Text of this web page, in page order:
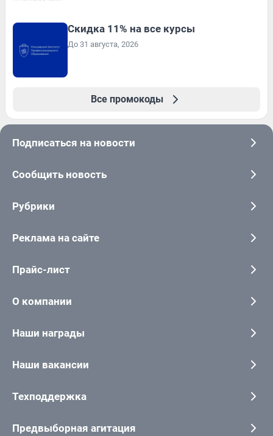
Скидка 11% на все курсы
До 31 августа, 2026
Все промокоды
Подписаться на новости
Сообщить новость
Рубрики
Реклама на сайте
Прайс-лист
О компании
Наши награды
Наши вакансии
Техподдержка
Предвыборная агитация